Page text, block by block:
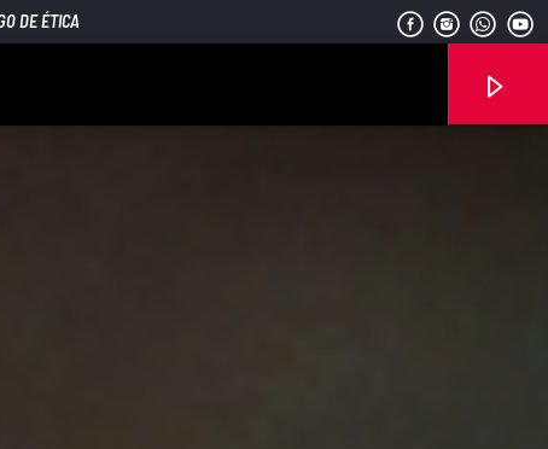
DE ÉTICA